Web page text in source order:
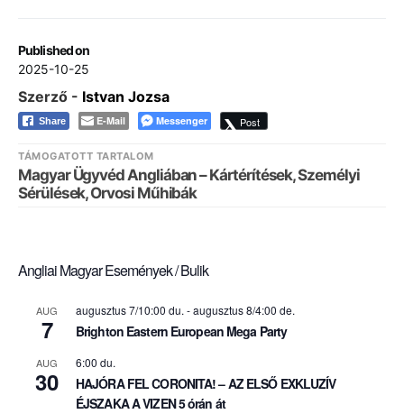
Published on
2025-10-25
Szerző - Istvan Jozsa
Share E-Mail Messenger Post
TÁMOGATOTT TARTALOM
Magyar Ügyvéd Angliában – Kártérítések, Személyi
Sérülések, Orvosi Műhibák
Angliai Magyar Események / Bulik
AUG
7
augusztus 7/10:00 du. -augusztus 8/4:00 de.
Brighton Eastern European Mega Party
AUG
30
6:00 du.
HAJÓRA FEL CORONITA! – AZ ELSŐ EXKLUZÍV
ÉJSZAKA A VIZEN 5 órán át